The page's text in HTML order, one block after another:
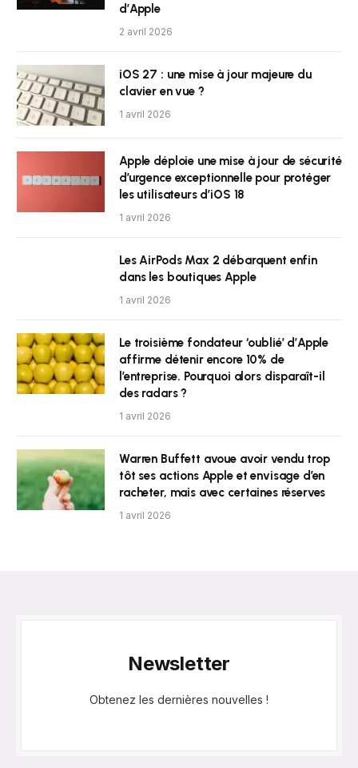
d’Apple
2 avril 2026
iOS 27 : une mise à jour majeure du
clavier en vue ?
1 avril 2026
Apple déploie une mise à jour de sécurité
d’urgence exceptionnelle pour protéger
les utilisateurs d’iOS 18
1 avril 2026
Les AirPods Max 2 débarquent enfin
dans les boutiques Apple
1 avril 2026
Le troisième fondateur ‘oublié’ d’Apple
affirme détenir encore 10% de
l’entreprise. Pourquoi alors disparaît-il
des radars ?
1 avril 2026
Warren Buffett avoue avoir vendu trop
tôt ses actions Apple et envisage d’en
racheter, mais avec certaines réserves
1 avril 2026
Newsletter
Obtenez les dernières nouvelles !